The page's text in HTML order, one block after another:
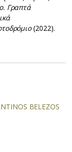
Γραπτά
(2022).
BELEZOS